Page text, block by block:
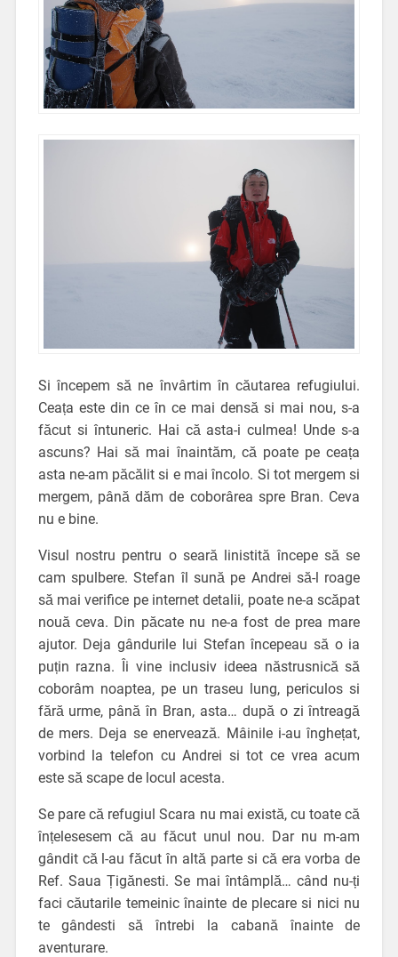
Si începem să ne învârtim în căutarea refugiului.
Ceața este din ce în ce mai densă si mai nou, s-a
făcut si întuneric. Hai că asta-i culmea! Unde s-a
ascuns? Hai să mai înaintăm, că poate pe ceața
asta ne-am păcălit si e mai încolo. Si tot mergem si
mergem, până dăm de coborârea spre Bran. Ceva
nu e bine.
Visul nostru pentru o seară linistită începe să se
cam spulbere. Stefan îl sună pe Andrei să-l roage
să mai verifice pe internet detalii, poate ne-a scăpat
nouă ceva. Din păcate nu ne-a fost de prea mare
ajutor. Deja gândurile lui Stefan începeau să o ia
puțin razna. Îi vine inclusiv ideea năstrusnică să
coborâm noaptea, pe un traseu lung, periculos si
fără urme, până în Bran, asta… după o zi întreagă
de mers. Deja se enervează. Mâinile i-au înghețat,
vorbind la telefon cu Andrei si tot ce vrea acum
este să scape de locul acesta.
Se pare că refugiul Scara nu mai există, cu toate că
înțelesesem că au făcut unul nou. Dar nu m-am
gândit că l-au făcut în altă parte si că era vorba de
Ref. Saua Țigănesti. Se mai întâmplă… când nu-ți
faci căutarile temeinic înainte de plecare si nici nu
te gândesti să întrebi la cabană înainte de
aventurare.